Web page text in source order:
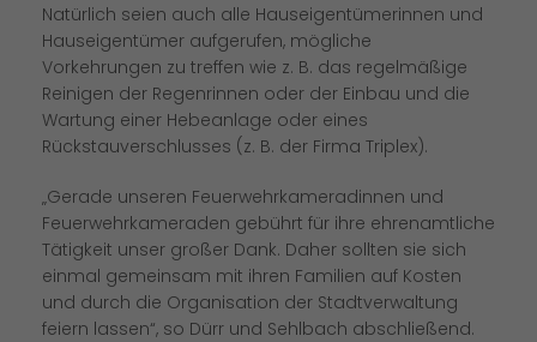
Natürlich seien auch alle Hauseigentümerinnen und
Hauseigentümer aufgerufen, mögliche
Vorkehrungen zu treffen wie z. B. das regelmäßige
Reinigen der Regenrinnen oder der Einbau und die
Wartung einer Hebeanlage oder eines
Rückstauverschlusses (z. B. der Firma Triplex).
Gerade unseren Feuerwehrkameradinnen und
Feuerwehrkameraden gebührt für ihre ehrenamtliche
Tätigkeit unser großer Dank. Daher sollten sie sich
einmal gemeinsam mit ihren Familien auf Kosten
und durch die Organisation der Stadtverwaltung
feiern lassen“, so Dürr und Sehlbach abschließend.